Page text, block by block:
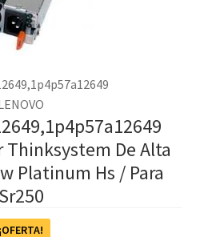
Thinksystem De Alta
Platinum Hs / Para
Sr250
¡OFERTA!